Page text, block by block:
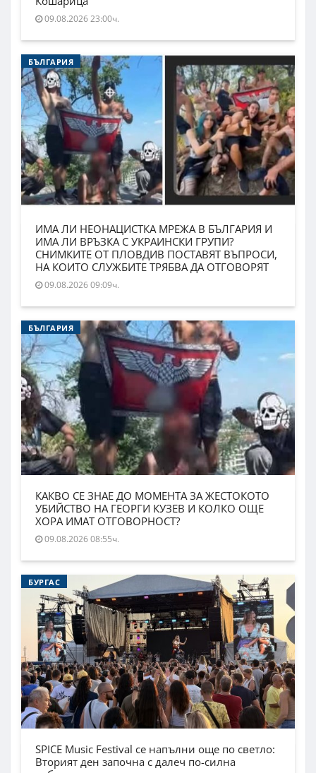
09.08.2026 23:00ч.
БЪЛГАРИЯ
ИМА ЛИ НЕОНАЦИСТКА МРЕЖА В БЪЛГАРИЯ И
ИМА ЛИ ВРЪЗКА С УКРАИНСКИ ГРУПИ?
СНИМКИТЕ ОТ ПЛОВДИВ ПОСТАВЯТ ВЪПРОСИ,
НА КОИТО СЛУЖБИТЕ ТРЯБВА ДА ОТГОВОРЯТ
09.08.2026 09:09ч.
БЪЛГАРИЯ
КАКВО СЕ ЗНАЕ ДО МОМЕНТА ЗА ЖЕСТОКОТО
УБИЙСТВО НА ГЕОРГИ КУЗЕВ И КОЛКО ОЩЕ
ХОРА ИМАТ ОТГОВОРНОСТ?
09.08.2026 08:55ч.
БУРГАС
SPICE Music Festival се напълни още по светло:
Вторият ден започна с далеч по-силна